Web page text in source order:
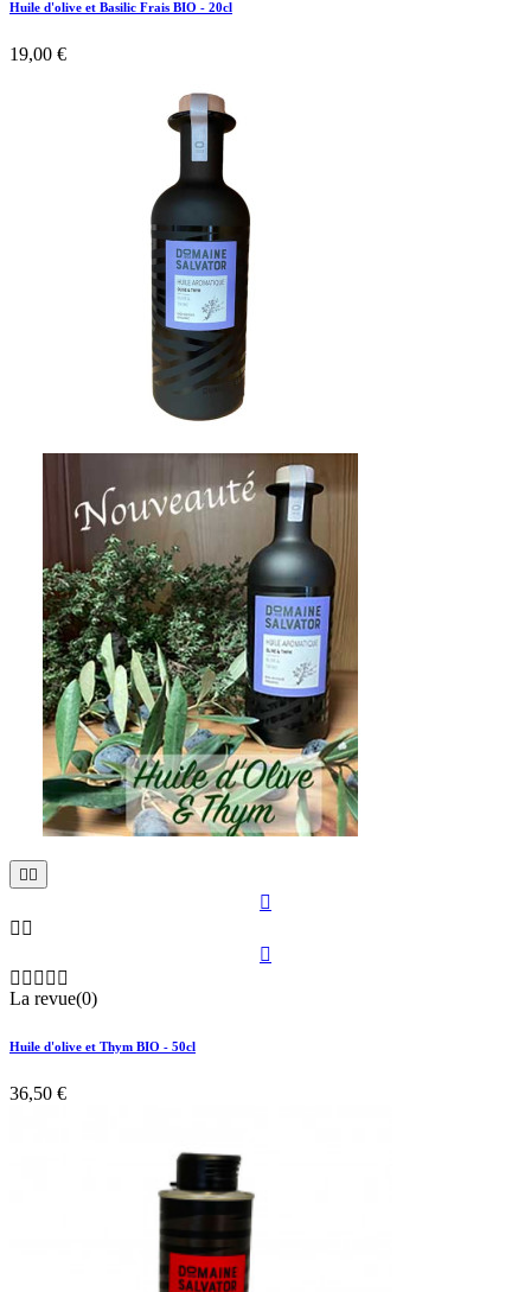
Huile d'olive et Basilic Frais BIO - 20cl
19,00 €


 

    
La revue(0)
Huile d'olive et Thym BIO - 50cl
36,50 €